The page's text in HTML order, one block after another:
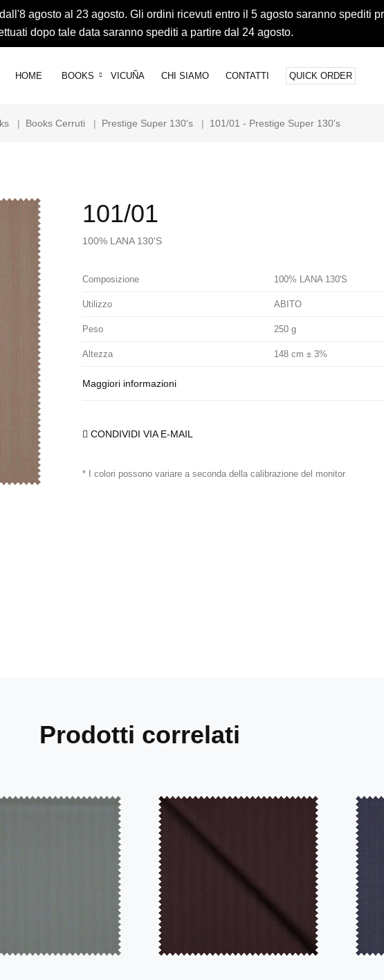
agosto al 23 agosto. Gli ordini ricevuti entro il 5 agosto saranno spediti
dopo tale data saranno spediti a partire dal 24 agosto.
HOME BOOKS VICUÑA CHI SIAMO CONTATTI QUICK ORDER
| Books Cerruti | Prestige Super 130's | 101/01 - Prestige Super 130's
101/01
100% LANA 130'S
Composizione 100% LANA 130'S
Utilizzo ABITO
Peso 250 g
Altezza 148 cm ± 3%
Maggiori informazioni
CONDIVIDI VIA E-MAIL
* I colori possono variare a seconda della calibrazione del monitor
Prodotti correlati